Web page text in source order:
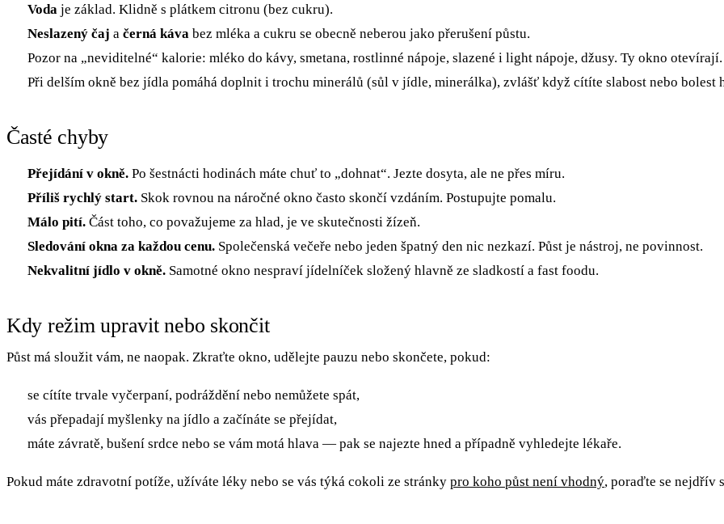
Voda je základ. Klidně s plátkem citronu (bez cukru).
Neslazený čaj a černá káva bez mléka a cukru se obecně neberou jako přerušení půstu.
Pozor na „neviditelné“ kalorie: mléko do kávy, smetana, rostlinné nápoje, slazené i light nápoje, džusy. Ty okno otevírají.
Při delším okně bez jídla pomáhá doplnit i trochu minerálů (sůl v jídle, minerálka), zvlášť když cítíte slabost nebo bolest
Časté chyby
Přejídání v okně.Po šestnácti hodinách máte chuť to „dohnat“. Jezte dosyta, ale ne přes míru.
Příliš rychlý start.Skok rovnou na náročné okno často skončí vzdáním. Postupujte pomalu.
Málo pití.Část toho, co považujeme za hlad, je ve skutečnosti žízeň.
Sledování okna za každou cenu.Společenská večeře nebo jeden špatný den nic nezkazí. Půst je nástroj, ne povinnost.
Nekvalitní jídlo v okně.Samotné okno nespraví jídelníček složený hlavně ze sladkostí a fast foodu.
Kdy režim upravit nebo skončit
Půst má sloužit vám, ne naopak. Zkraťte okno, udělejte pauzu nebo skončete, pokud:
se cítíte trvale vyčerpaní, podráždění nebo nemůžete spát,
vás přepadají myšlenky na jídlo a začínáte se přejídat,
máte závratě, bušení srdce nebo se vám motá hlava — pak se najezte hned a případně vyhledejte lékaře.
Pokud máte zdravotní potíže, užíváte léky nebo se vás týká cokoli ze stránky pro koho půst není vhodný, poraďte se nejdřív